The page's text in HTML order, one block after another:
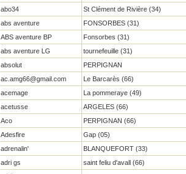
abo34
St Clément de Rivière (34)
abs aventure
FONSORBES (31)
ABS aventure BP
Fonsorbes (31)
abs aventure LG
tournefeuille (31)
absolut
PERPIGNAN
ac.amg66@gmail.com
Le Barcarès (66)
acemage
La pommeraye (49)
acetusse
ARGELES (66)
Aco
PERPIGNAN (66)
Adesfire
Gap (05)
adrenalin'
BLANQUEFORT (33)
adri gs
saint feliu d'avall (66)